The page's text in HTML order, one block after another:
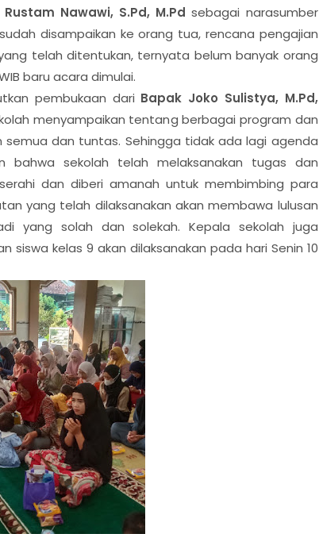
Nawawi, S.Pd, M.Pd sebagai narasumber
disampaikan ke orang tua, rencana pengajian
telah ditentukan, ternyata belum banyak orang
baru acara dimulai.
pembukaan dari Bapak Joko Sulistya, M.Pd,
menyampaikan tentang berbagai program dan
dan tuntas. Sehingga tidak ada lagi agenda
bahwa sekolah telah melaksanakan tugas dan
dan diberi amanah untuk membimbing para
yang telah dilaksanakan akan membawa lulusan
yang solah dan solekah. Kepala sekolah juga
siswa kelas 9 akan dilaksanakan pada hari Senin 10